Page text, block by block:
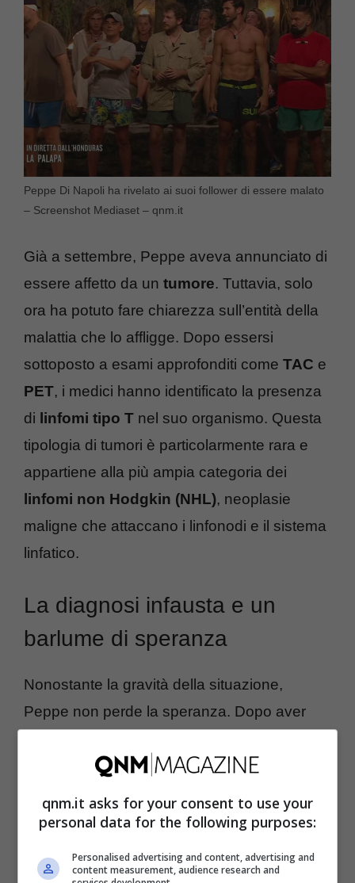
Peppe Di Napoli ha rivelato ai suoi follower di essere malato
– Screenshot Mediaset – qnm.it
Già a settembre, Peppe aveva annunciato di
essere affetto da un tumore. Tuttavia, solo
ora ha potuto fare chiarezza sull’entità della
malattia che lo affligge. Dopo essersi
sottoposto a esami approfonditi come TAC e
PET, i medici hanno identificato la presenza
di linfomi tipo T nel suo organismo. Questa
tipologia di tumori è particolarmente rara e
appartiene alla più ampia categoria dei
linfomi non Hodgkin (NHL), neoplasie
maligne che attaccano i linfonodi e il sistema
linfatico.
La diagnosi infausta e un
barlume di speranza
Nonostante la gravità della situazione,
Peppe non perde la speranza. Dopo aver
notizia leggermente confortante: «Dopo dieci
Hodgkinsono per fortuna in forma leggera».
un percorso terapeutico basato sulla
qnm.it asks for your consent to use your
personal data for the following purposes:
Personalised advertising and content, advertising and
content measurement, audience research and